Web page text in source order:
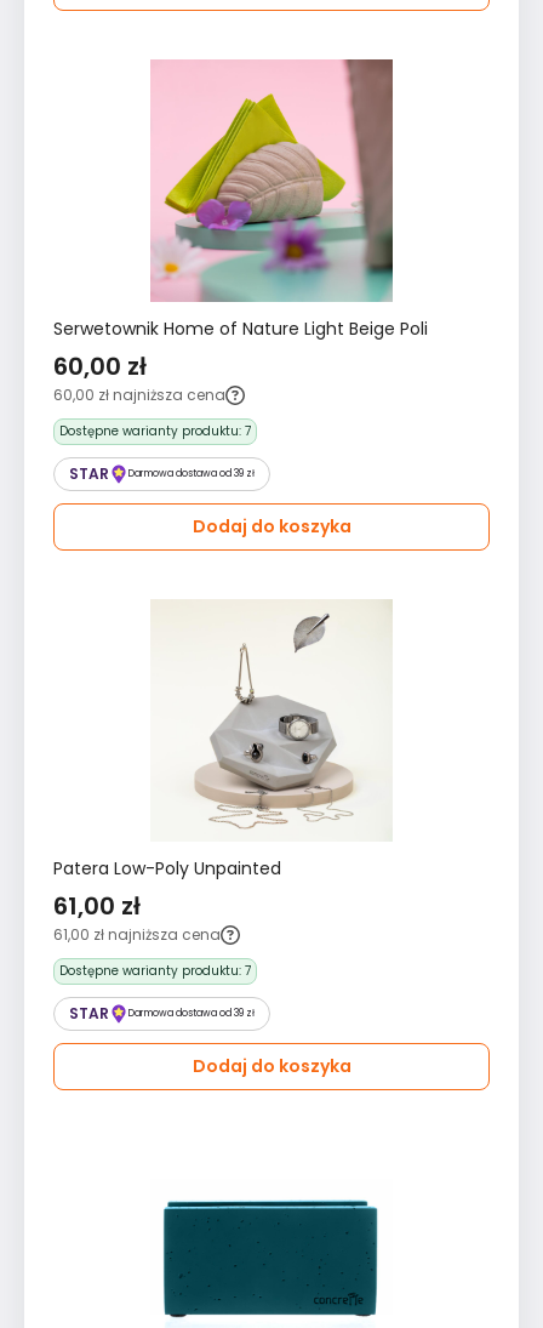
Serwetownik Home of Nature Light Beige Poli
60,00 zł
60,00 zł najniższa cena
Dostępne warianty produktu: 7
STAR Darmowa dostawa od 39 zł
Dodaj do koszyka
Patera Low-Poly Unpainted
61,00 zł
61,00 zł najniższa cena
Dostępne warianty produktu: 7
STAR Darmowa dostawa od 39 zł
Dodaj do koszyka